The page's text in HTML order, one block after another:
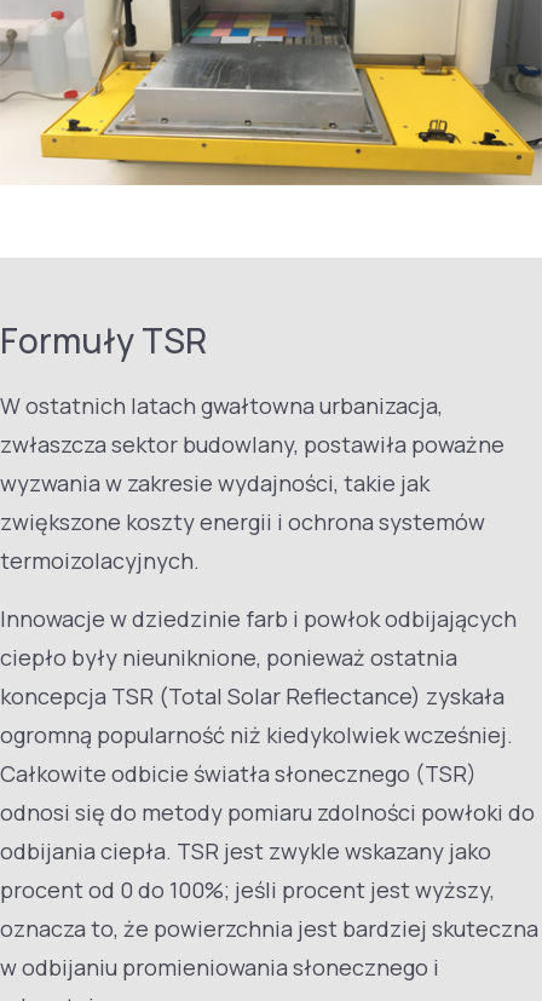
Formuły TSR
W ostatnich latach gwałtowna urbanizacja,
zwłaszcza sektor budowlany, postawiła poważne
wyzwania w zakresie wydajności, takie jak
zwiększone koszty energii i ochrona systemów
termoizolacyjnych.
Innowacje w dziedzinie farb i powłok odbijających
ciepło były nieuniknione, ponieważ ostatnia
koncepcja TSR (Total Solar Reflectance) zyskała
ogromną popularność niż kiedykolwiek wcześniej.
Całkowite odbicie światła słonecznego (TSR)
odnosi się do metody pomiaru zdolności powłoki do
odbijania ciepła. TSR jest zwykle wskazany jako
procent od 0 do 100%; jeśli procent jest wyższy,
oznacza to, że powierzchnia jest bardziej skuteczna
w odbijaniu promieniowania słonecznego i